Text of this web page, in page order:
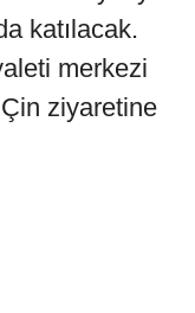
katılacak.
merkezi
ziyaretine